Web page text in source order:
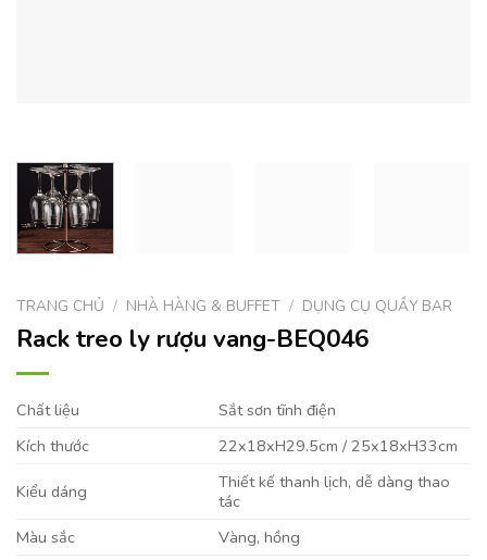
TRANG CHỦ / NHÀ HÀNG & BUFFET / DỤNG CỤ QUẦY BAR
Rack treo ly rượu vang-BEQ046
Chất liệu
Sắt sơn tĩnh điện
Kích thước
22x18xH29.5cm / 25x18xH33cm
Kiểu dáng
Thiết kế thanh lịch, dễ dàng thao
tác
Màu sắc
Vàng, hồng